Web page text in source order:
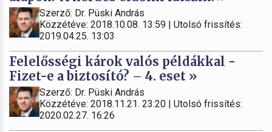
Szerző: Dr. Püski András
Közzétéve: 2018.10.08. 13:59 | Utolsó frissítés:
2019.04.25. 13:03
Felelősségi károk valós példákkal -
Fizet-e a biztosító? – 4. eset »
Szerző: Dr. Püski András
Közzétéve: 2018.11.21. 23:20 | Utolsó frissítés:
2020.02.27. 16:26